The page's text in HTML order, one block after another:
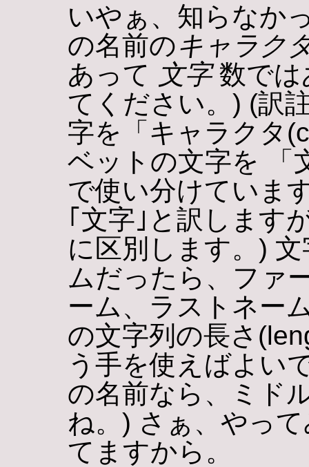
いやぁ、知らなか
の名前のキャラク
あって 文字数では
てください。) (訳
字を「キャラクタ
ベットの文字を 「
で使い分けていま
｢文字｣と訳します
に区別します。)
ムだったら、ファ
ーム、ラストネー
の文字列の長さ
う手を使えばよい
の名前なら、ミド
ね。) さぁ、やっ
てますから。